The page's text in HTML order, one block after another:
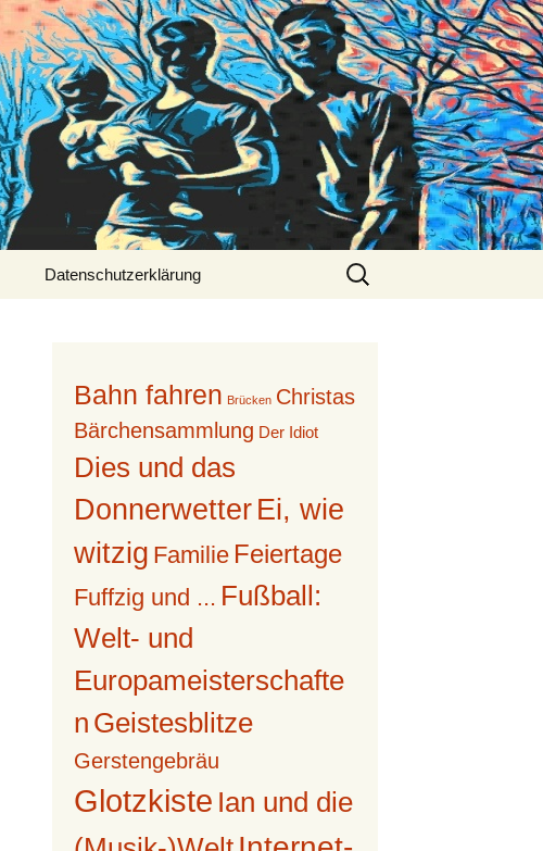
Datenschutzerklärung
Suche
nach:
Bahn fahren Brücken Christas
Bärchensammlung Der Idiot
Dies und das
Donnerwetter Ei, wie
witzig Familie Feiertage
Fuffzig und ... Fußball:
Welt- und
Europameisterschafte
n Geistesblitze
Gerstengebräu
Glotzkiste Ian und die